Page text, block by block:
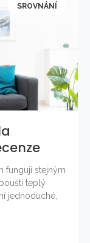
SROVNÁNÍ
fungují stejným
teplý
jednoduché,